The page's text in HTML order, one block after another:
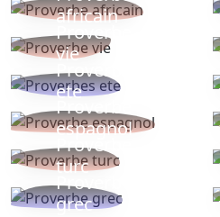
africain
Proverbe
vie
Proverbes
ete
Proverbe
espagnol
Proverbe
turc
Proverbe
grec